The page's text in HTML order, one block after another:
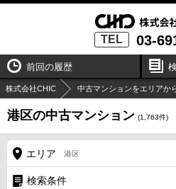
TEL 03-
前回の履歴
株式会社CHIC 中古マンションをエリアか
港区の中古マンション (1,763件)
エリア 港区
検索条件